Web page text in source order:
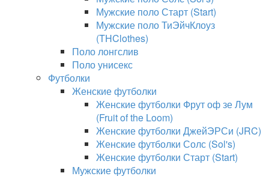
Мужские поло Старт (Start)
Мужские поло ТиЭйчКлоуз
(THClothes)
Поло лонгслив
Поло унисекс
Футболки
Женские футболки
Женские футболки Фрут оф зе Лум
(Fruit of the Loom)
Женские футболки ДжейЭРСи (JRC)
Женские футболки Солс (Sol's)
Женские футболки Старт (Start)
Мужские футболки